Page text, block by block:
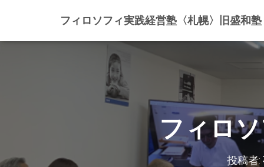
フィロソフィ実践経営塾〈札幌〉旧盛和
フィロ
投稿者: